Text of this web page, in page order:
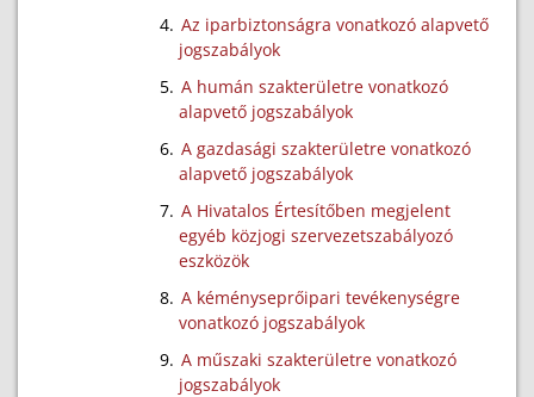
Az iparbiztonságra vonatkozó alapvető
jogszabályok
A humán szakterületre vonatkozó
alapvető jogszabályok
A gazdasági szakterületre vonatkozó
alapvető jogszabályok
A Hivatalos Értesítőben megjelent
egyéb közjogi szervezetszabályozó
eszközök
A kéményseprőipari tevékenységre
vonatkozó jogszabályok
A műszaki szakterületre vonatkozó
jogszabályok